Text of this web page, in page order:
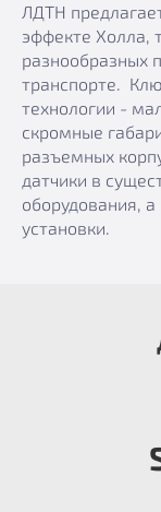
ЛДТН
эффекте Холла,
разнообразных
транспорте.
технологии -
скромные
разъемных
датчики в
оборудования,
установки.